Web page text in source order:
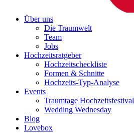
Über uns
Die Traumwelt
Team
Jobs
Hochzeitsratgeber
Hochzeitscheckliste
Formen & Schnitte
Hochzeits-Typ-Analyse
Events
Traumtage Hochzeitsfestival
Wedding Wednesday
Blog
Lovebox